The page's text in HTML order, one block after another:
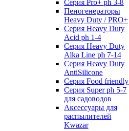
Серия Pro+ ph 3-8
Пеногенераторы
Heavy Duty / PRO+
Серия Heavy Duty
Acid ph 1-4
Серия Heavy Duty
Alka Line ph 7-14
Серия Heavy Duty
AntiSilicone
Серия Food friendly
Серия Super ph 5-7
для садоводов
Аксессуары для
распылителей
Kwazar